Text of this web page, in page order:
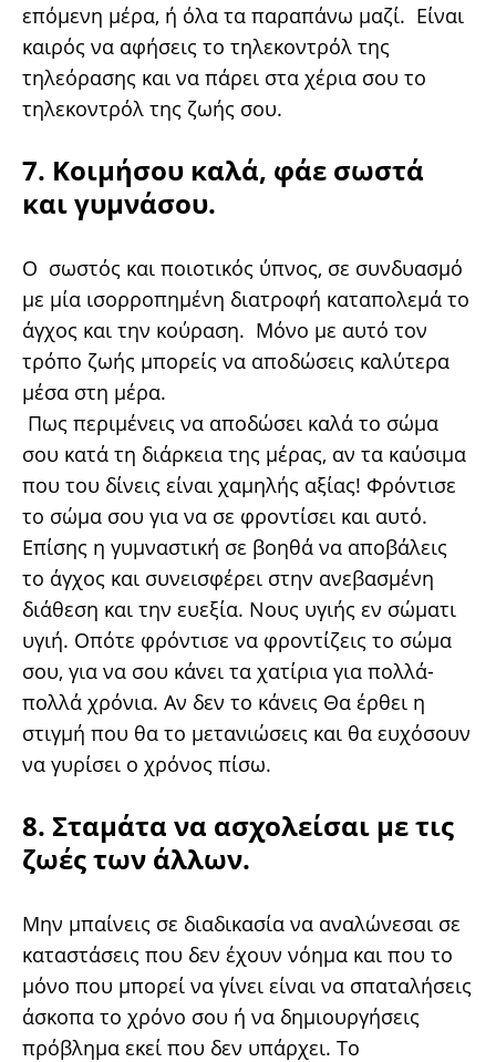
επόμενη μέρα, ή όλα τα παραπάνω μαζί. Είναι
καιρός να αφήσεις το τηλεκοντρόλ της
τηλεόρασης και να πάρει στα χέρια σου το
τηλεκοντρόλ της ζωής σου.
7. Κοιμήσου καλά, φάε σωστά
και γυμνάσου.
Ο σωστός και ποιοτικός ύπνος, σε συνδυασμό
με μία ισορροπημένη διατροφή καταπολεμά το
άγχος και την κούραση. Μόνο με αυτό τον
τρόπο ζωής μπορείς να αποδώσεις καλύτερα
μέσα στη μέρα.
Πως περιμένεις να αποδώσει καλά το σώμα
σου κατά τη διάρκεια της μέρας, αν τα καύσιμα
που του δίνεις είναι χαμηλής αξίας! Φρόντισε
το σώμα σου για να σε φροντίσει και αυτό.
Επίσης η γυμναστική σε βοηθά να αποβάλεις
το άγχος και συνεισφέρει στην ανεβασμένη
διάθεση και την ευεξία. Νους υγιής εν σώματι
υγιή. Οπότε φρόντισε να φροντίζεις το σώμα
σου, για να σου κάνει τα χατίρια για πολλά-
πολλά χρόνια. Αν δεν το κάνεις Θα έρθει η
στιγμή που θα το μετανιώσεις και θα ευχόσουν
να γυρίσει ο χρόνος πίσω.
8. Σταμάτα να ασχολείσαι με τις
ζωές των άλλων.
Μην μπαίνεις σε διαδικασία να αναλώνεσαι σε
καταστάσεις που δεν έχουν νόημα και που το
μόνο που μπορεί να γίνει είναι να σπαταλήσεις
άσκοπα το χρόνο σου ή να δημιουργήσεις
πρόβλημα εκεί που δεν υπάρχει. Το